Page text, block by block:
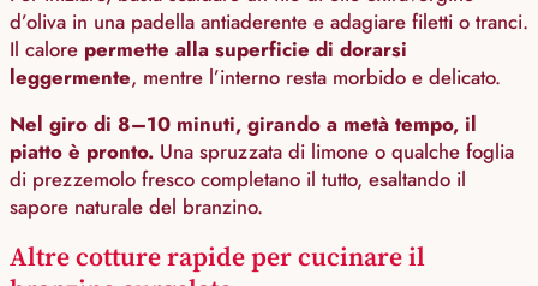
d’oliva in una padella antiaderente e adagiare filetti o tranci.
Il calore permette alla superficie di dorarsi
leggermente, mentre l’interno resta morbido e delicato.
Nel giro di 8–10 minuti, girando a metà tempo, il
piatto è pronto. Una spruzzata di limone o qualche foglia
di prezzemolo fresco completano il tutto, esaltando il
sapore naturale del branzino.
Altre cotture rapide per cucinare il